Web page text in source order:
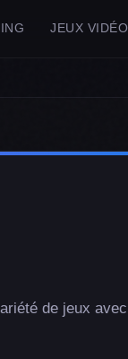
JEUX VIDÉO
de jeux avec